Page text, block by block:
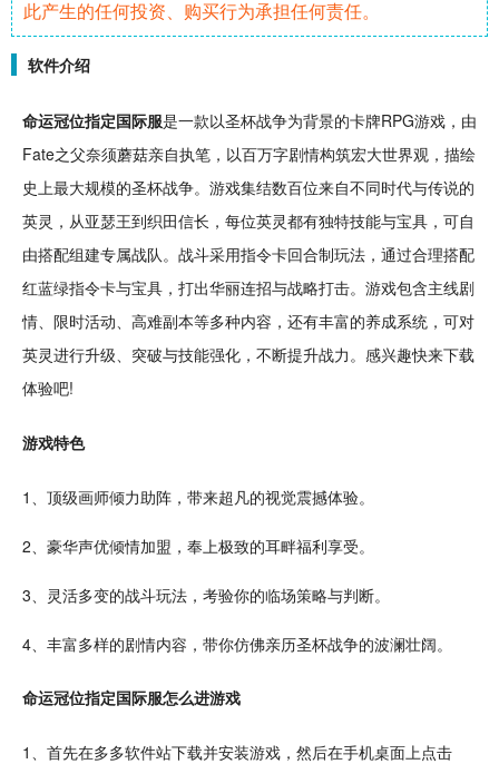
此产生的任何投资、购买行为承担任何责任。
软件介绍
命运冠位指定国际服是一款以圣杯战争为背景的卡牌RPG游戏，由
Fate之父奈须蘑菇亲自执笔，以百万字剧情构筑宏大世界观，描绘
史上最大规模的圣杯战争。游戏集结数百位来自不同时代与传说的
英灵，从亚瑟王到织田信长，每位英灵都有独特技能与宝具，可自
由搭配组建专属战队。 战斗采用指令卡回合制玩法，通过合理搭配
红蓝绿指令卡与宝具，打出华丽连招与战略打击。游戏包含主线剧
情、限时活动、高难副本等多种内容，还有丰富的养成系统，可对
英灵进行升级、突破与技能强化，不断提升战力。感兴趣快来下载
体验吧!
游戏特色
1、顶级画师倾力助阵，带来超凡的视觉震撼体验。
2、豪华声优倾情加盟，奉上极致的耳畔福利享受。
3、灵活多变的战斗玩法， 考验你的临场策略与判断。
4、丰富多样的剧情内容，带你仿佛亲历圣杯战争的波澜壮阔。
命运冠位指定国际服怎么进游戏
1、首先在多多软件站下载并安装游戏，然后在手机桌面 上 点击